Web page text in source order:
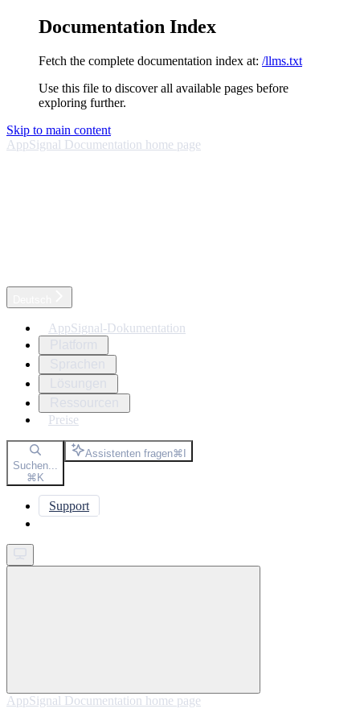
Documentation Index
Fetch the complete documentation index at: /llms.txt
Use this file to discover all available pages before
exploring further.
Skip to main content
AppSignal Documentation home page
AppSignal-Dokumentation
Preise
Suchen...
⌘K
Assistenten fragen⌘I
Support
AppSignal Documentation home page